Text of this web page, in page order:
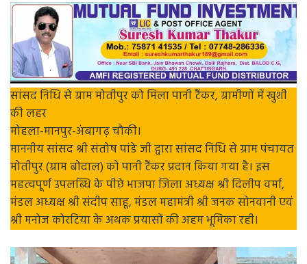
सांसद निधि से ग्राम मोतीपुर को मिला पानी टैंकर, ग्रामीणों में खुशी
की लहर
मोहला-मानपुर-अंबागढ़ चौकी।
माननीय सांसद श्री संतोष पांडे जी द्वारा सांसद निधि से ग्राम पंचायत
मोतीपुर (ग्राम बोदाल) को पानी टैंकर प्रदान किया गया है। इस
महत्वपूर्ण उपलब्धि के पीछे भाजपा जिला अध्यक्ष श्री दिलीप वर्मा,
मंडल अध्यक्ष श्री संदीप साहू, मंडल महामंत्री श्री जनक सोनवानी एवं
श्री मनोज कोरटिया के अथक प्रयासों की अहम भूमिका रही।